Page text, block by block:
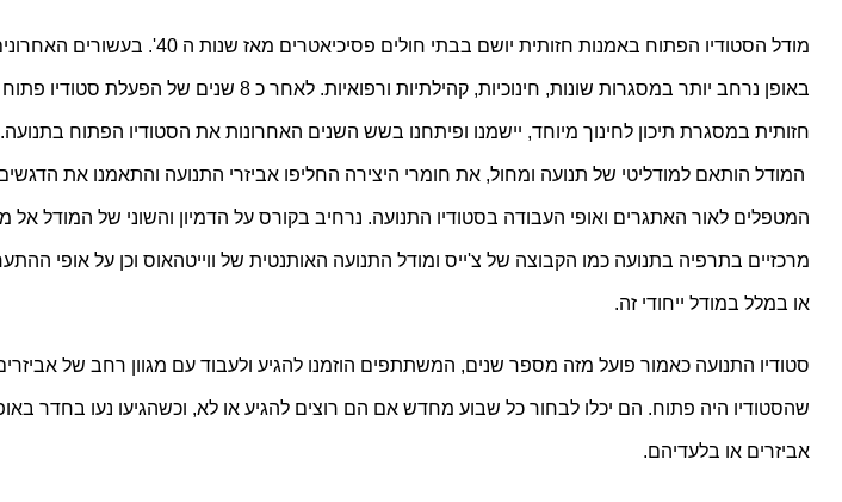
חזותית במסגרת תיכון לחינוך מיוחד, יישמנו ופיתחנו בשש השנים האחרונות את הסטודיו הפתוח בתנועה.
או במלל במודל ייחודי זה.
אביזרים או בלעדיהם.